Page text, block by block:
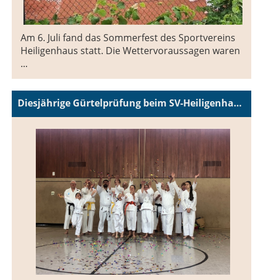
Am 6. Juli fand das Sommerfest des Sportvereins
Heiligenhaus statt. Die Wettervoraussagen waren
...
Diesjährige Gürtelprüfung beim SV-Heiligenhaus - Juni 2025